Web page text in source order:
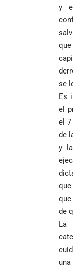
y
se
Es
el
el
de
y
de
La